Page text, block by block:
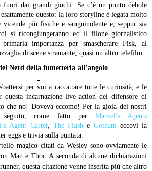
dai grandi giochi. Se c’è un punto debole
questo: la loro storyline è legata molto
più fisiche e sanguinolente e, seppur sia
si ricongiungeranno ed il filone giornalistico
importanza per smascherare Fisk, al
di scene straniante, quasi un altro telefilm.
Nerd della fumetteria all’angolo
per voi a raccattare tutte le curiosità, e le
questa incarnazione live-action del difensore di
che no! Doveva eccome! Per la gioia dei nostri
come fatto per Marvel’s Agents
Agent Carter, The Flash e Gotham eccovi la
eggs e trivia sulla puntata.
magico citati da Wesley sono ovviamente le
Man e Thor. A seconda di alcune dichiarazioni
questa citazione venne inserita più che altro